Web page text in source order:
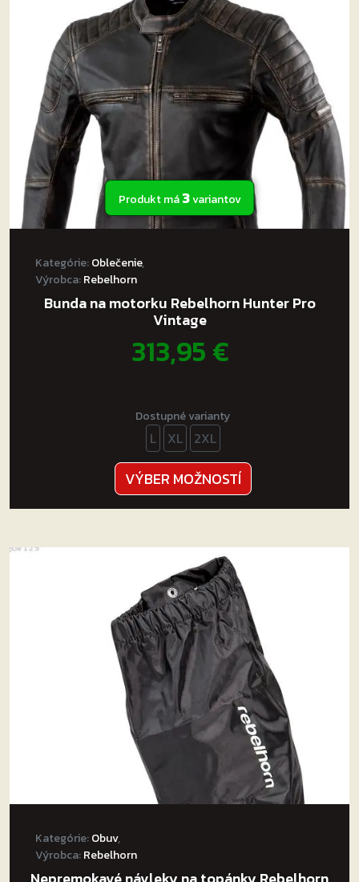
Produkt má3variantov
Kategórie:Oblečenie,
Výrobca:Rebelhorn
Bunda na motorku Rebelhorn Hunter Pro
Vintage
313,95€
Dostupné varianty
L XL 2XL
VÝBER MOŽNOSTÍ
produkt
má
variantov.
môžete
vybrať
na
stránke
produktu.
Kategórie:Obuv,
Výrobca:Rebelhorn